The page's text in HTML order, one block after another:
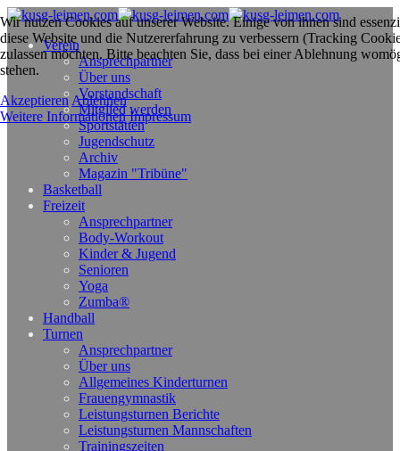
Verein
Ansprechpartner
Über uns
Vorstandschaft
Mitglied werden
Sportstätten
Jugendschutz
Archiv
Magazin "Tribüne"
Basketball
Freizeit
Ansprechpartner
Body-Workout
Kinder & Jugend
Senioren
Yoga
Zumba®
Handball
Turnen
Ansprechpartner
Über uns
Allgemeines Kinderturnen
Frauengymnastik
Leistungsturnen Berichte
Leistungsturnen Mannschaften
Trainingszeiten
Wir nutzen Cookies auf unserer Website. Einige von ihnen sind
diese Website und die Nutzererfahrung zu verbessern (Tracking
zulassen möchten. Bitte beachten Sie, dass bei einer Ablehnung
stehen.
Akzeptieren Ablehnen
Weitere Informationen Impressum